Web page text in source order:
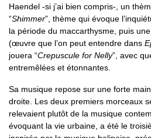
Haendel -si j’ai bien compris-, un
“Shimmer”, thème qui évoque
la période du maccarthysme, puis
(œuvre que l’on peut entendre dans
jouera “Crepuscule for Nelly”, avec
entremêlées et étonnantes.
Sa musique repose sur une forte
droite. Les deux premiers morceaux
relevaient plutôt de la musique
évoquant la vie urbaine, a été le